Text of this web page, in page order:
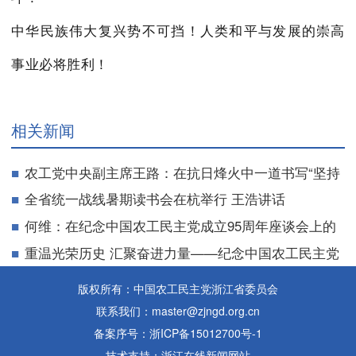
中华民族伟大复兴势不可挡！人类和平与发展的崇高
事业必将胜利！
相关新闻
农工党中央副主席王路：在抗日烽火中一道书写“坚持
抗战到底”的雄浑史诗
全省统一战线暑期读书会在杭举行 王浩讲话
何维：在纪念中国农工民主党成立95周年座谈会上的
讲话重温光荣历史 汇聚奋进力量——纪念中国农工民主党
版权所有：中国农工民主党浙江省委员会
联系我们：master@zjngd.org.cn
备案序号：浙ICP备15012700号-1